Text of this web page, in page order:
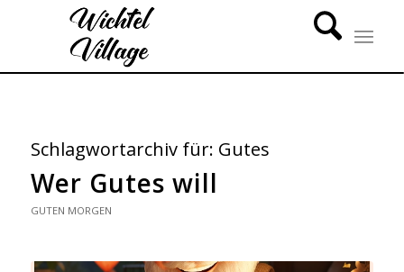
Schlagwortarchiv für: Gutes
Wer Gutes will
GUTEN MORGEN